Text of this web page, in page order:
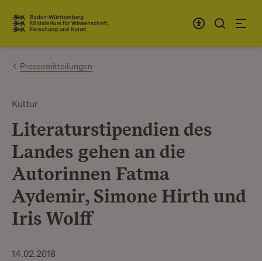
Zum Inhalt springen
Link zur Startseite
Pressemitteilungen
Kultur
Literaturstipendien des
Landes gehen an die
Autorinnen Fatma
Aydemir, Simone Hirth und
Iris Wolff
14.02.2018